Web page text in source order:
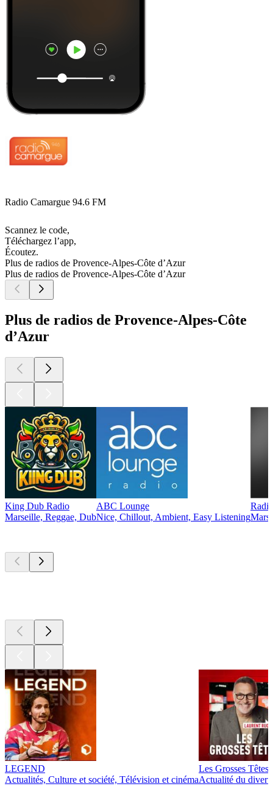
Radio Camargue 94.6 FM
Scannez le code,
Téléchargez l’app,
Écoutez.
Plus de radios de Provence-Alpes-Côte d’Azur
Plus de radios de Provence-Alpes-Côte d’Azur
Plus de radios de Provence-Alpes-Côte
d’Azur
King Dub Radio
Marseille, Reggae, Dub
ABC Lounge
Nice, Chillout, Ambient, Easy Listening
LEGEND
Actualités, Culture et société, Télévision et cinéma
Les Grosses Têtes
Actualité du